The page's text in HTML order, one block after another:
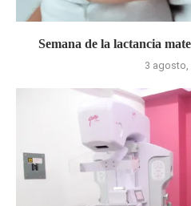
Semana de la lactancia
3 agosto,